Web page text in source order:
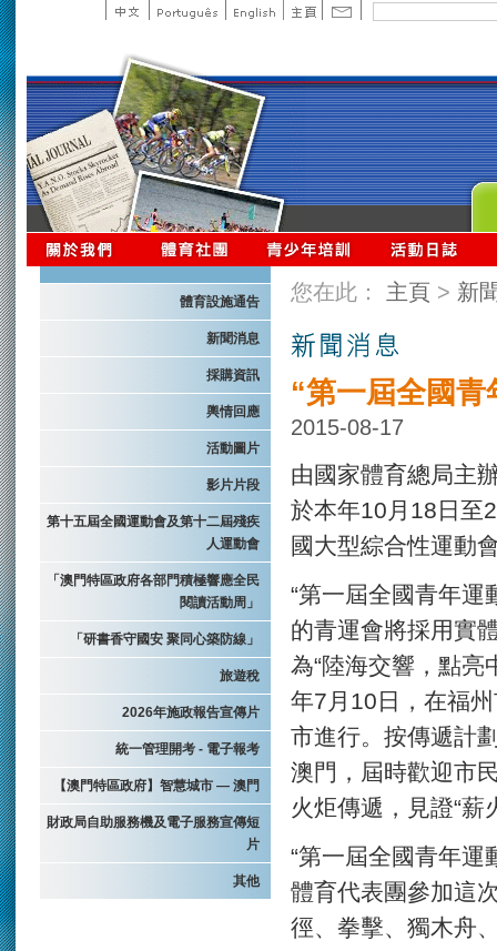
體育設施通告
新聞消息
採購資訊
輿情回應
活動圖片
影片片段
第十五屆全國運動會及第十二屆殘疾
人運動會
「澳門特區政府各部門積極響應全民
閱讀活動周」
「研書香守國安 聚同心築防線」
旅遊稅
2026年施政報告宣傳片
統一管理開考 - 電子報考
【澳門特區政府】智慧城市 — 澳門
財政局自助服務機及電子服務宣傳短
片
其他
您在此： 主頁 > 新
“第一屆全國
2015-08-17
由國家體育總局主
於本年10月18日至
國大型綜合性運動
“第一屆全國青年運
的青運會將採用實
為“陸海交響，點亮
年7月10日，在福
市進行。按傳遞計
澳門，屆時歡迎市
火炬傳遞，見證“
“第一屆全國青年運
體育代表團參加這
徑、拳擊、獨木舟